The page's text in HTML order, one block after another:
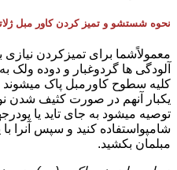
نحوه شستشو و تمیز کردن کاور مبل
معمولاًشما برای تمیزکردن
آلودگی ها گردوغبار و دوده ولک
کلیه سطوح کاورمبل پاک میشوند
یکبار آنهم در صورت کثیف شدن
توصیه میشود به جای تاید یا
شامپواستفاده کنید و سپس آنرا
مبلمان بکشید.